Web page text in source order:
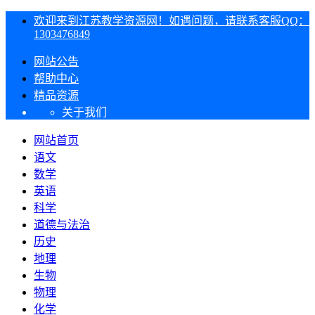
欢迎来到江苏教学资源网！如遇问题，请联系客服QQ：
1303476849
网站公告
帮助中心
精品资源
关于我们
网站首页
语文
数学
英语
科学
道德与法治
历史
地理
生物
物理
化学